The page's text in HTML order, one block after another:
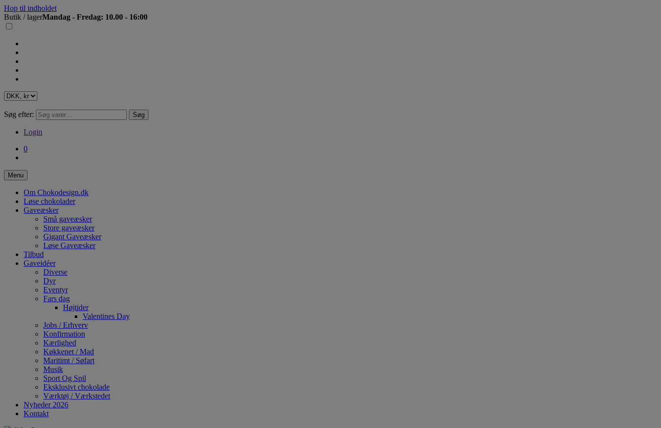
Hop til indholdet
Butik / lagerMandag - Fredag: 10.00 - 16:00
Søg efter: Søg
Login
0
Menu
Om Chokodesign.dk
Løse chokolader
Gaveæsker
Små gaveæsker
Store gaveæsker
Gigant Gaveæsker
Løse Gaveæsker
Tilbud
Gaveidéer
Diverse
Dyr
Eventyr
Fars dag
Højtider
Valentines Day
Jobs / Erhverv
Konfirmation
Kærlighed
Køkkenet / Mad
Maritimt / Søfart
Musik
Sport Og Spil
Eksklusivt chokolade
Værktøj / Værkstedet
Nyheder 2026
Kontakt